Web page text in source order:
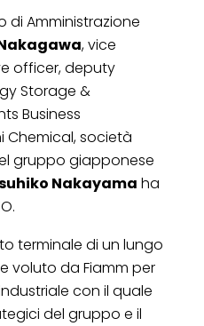
di Amministrazione
, vice
officer, deputy
Storage &
Business
Chemical, società
gruppo giapponese
Nakayama ha
terminale di un lungo
voluto da Fiamm per
con il quale
del gruppo e il